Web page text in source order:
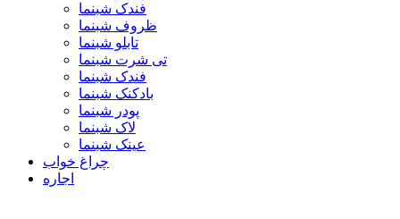
فندک شبنما
ظروف شبنما
تابلو شبنما
تی شرت شبنما
فندک شبنما
بادکنک شبنما
پودر شبنما
لاک شبنما
عینک شبنما
چراغ خواب
اجاره